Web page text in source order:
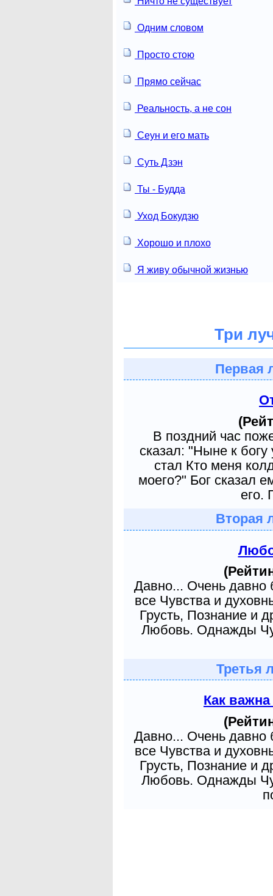
Одним словом
Просто стою
Прямо сейчас
Реальность, а не сон
Сеун и его мать
Суть Дзэн
Ты - Будда
Уход Бокудзю
Хорошо и плохо
Я живу обычной жизнью
Три
Первая
В поздний час
сказал: "Ныне к
стал Кто меня
моего?" Бог сказал
его.
Вторая
Давно... Очень давно
все Чувства и
Грусть, Познание и
Любовь. Однажды
Третья
Как
Давно... Очень давно
все Чувства и
Грусть, Познание и
Любовь. Однажды